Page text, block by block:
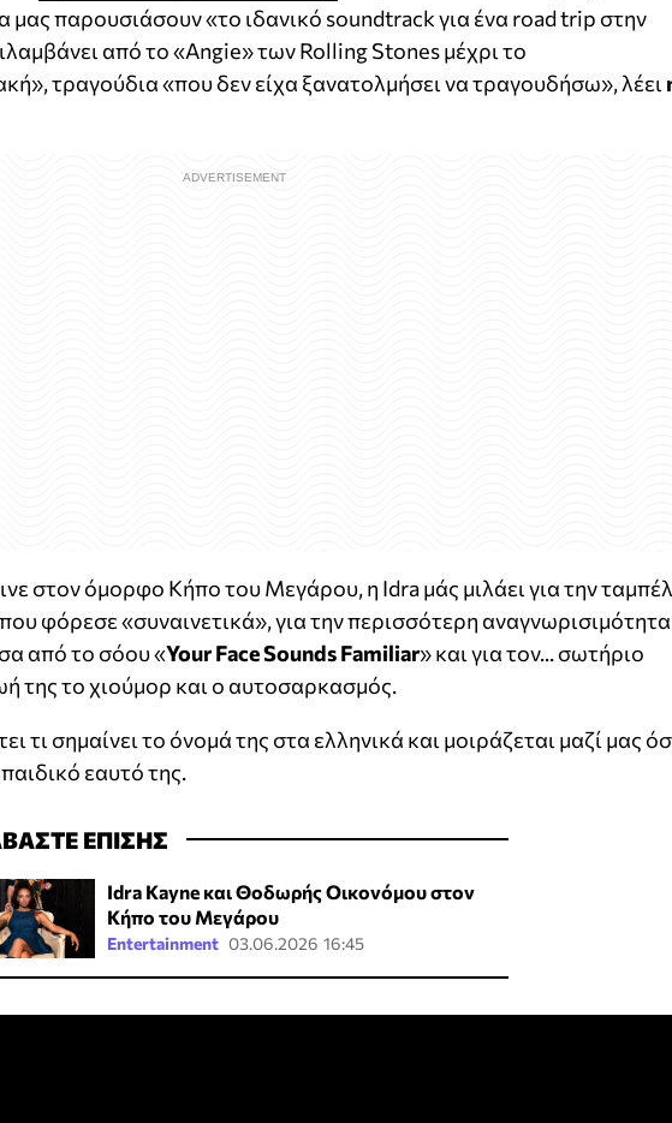
μας παρουσιάσουν «το ιδανικό soundtrack για ένα road trip στην
από το «Angie» των Rolling Stones μέχρι το
τραγούδια «που δεν είχα ξανατολμήσει να τραγουδήσω», λέει
στον όμορφο Κήπο του Μεγάρου, η Idra μάς μιλάει για την
φόρεσε «συναινετικά», για την περισσότερη αναγνωρισιμότητα
από το σόου «Your Face Sounds Familiar» και για τον... σωτήριο
της το χιούμορ και ο αυτοσαρκασμός.
τι σημαίνει το όνομά της στα ελληνικά και μοιράζεται μαζί μας
εαυτό της.
ΕΠΙΣΗΣ
Idra Kayne και Θοδωρής Οικονόμου στον
Κήπο του Μεγάρου
Entertainment 03.06.2026 16:45